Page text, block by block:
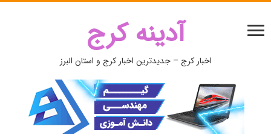
آدینه کرج
اخبار کرج – جدیدترین اخبار کرج و استان البرز